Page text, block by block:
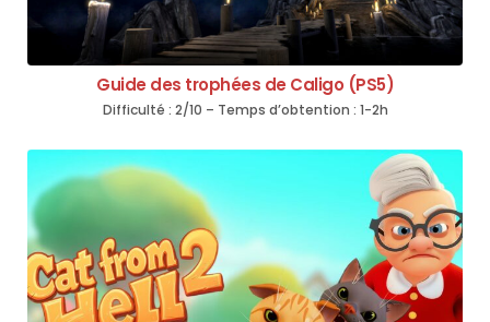
Guide des trophées de Caligo (PS5)
Difficulté : 2/10 – Temps d’obtention : 1-2h